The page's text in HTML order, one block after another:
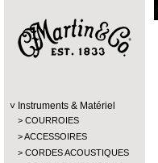
Instruments & Matériel
COURROIES
ACCESSOIRES
CORDES ACOUSTIQUES